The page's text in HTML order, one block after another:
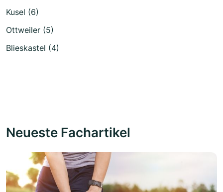
Kusel (6)
Ottweiler (5)
Blieskastel (4)
Neueste Fachartikel